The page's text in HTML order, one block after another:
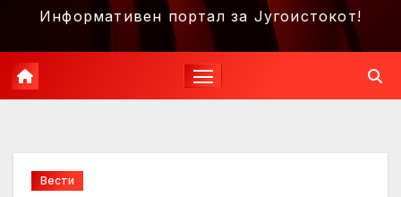
Информативен портал за Југоистокот!
Вести